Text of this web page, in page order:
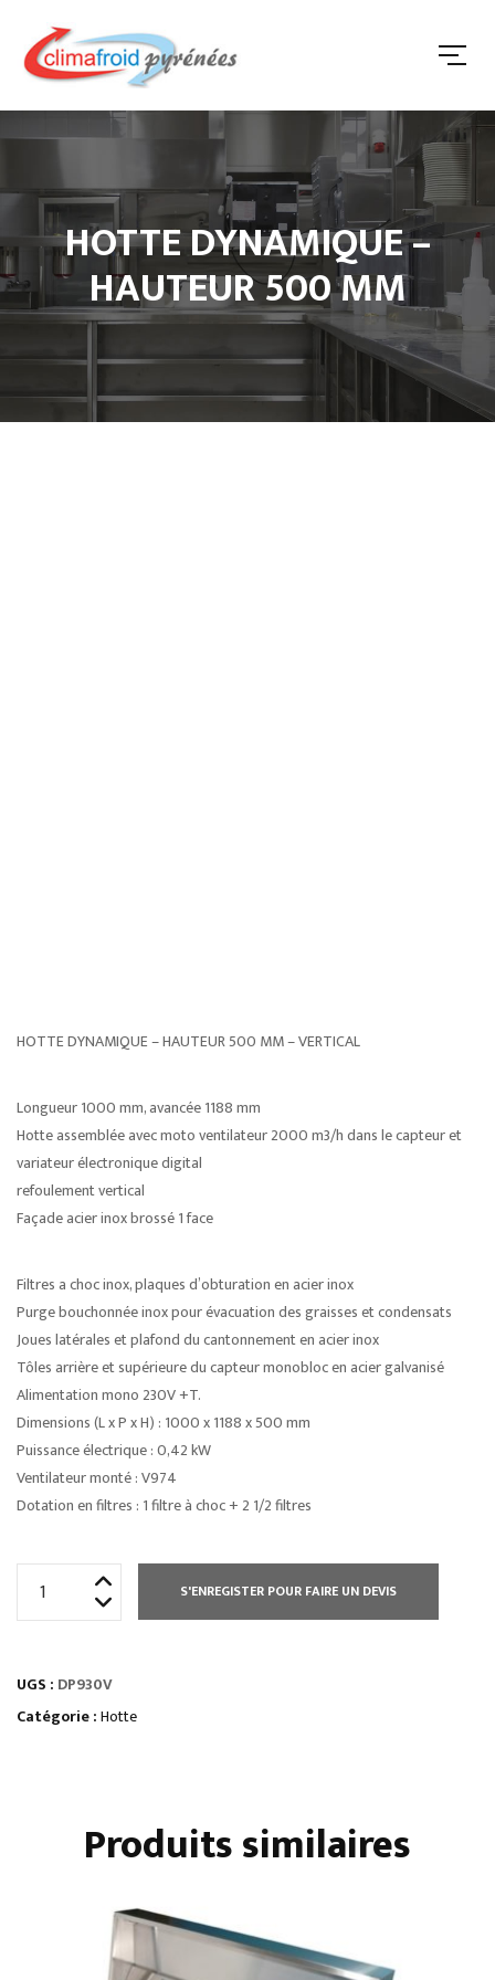
HOTTE DYNAMIQUE –
HAUTEUR 500 MM
HOTTE DYNAMIQUE – HAUTEUR 500 MM – VERTICAL
Longueur 1000 mm, avancée 1188 mm
Hotte assemblée avec moto ventilateur 2000 m3/h dans le capteur et
variateur électronique digital
refoulement vertical
Façade acier inox brossé 1 face
Filtres a choc inox, plaques d’obturation en acier inox
Purge bouchonnée inox pour évacuation des graisses et condensats
Joues latérales et plafond du cantonnement en acier inox
Tôles arrière et supérieure du capteur monobloc en acier galvanisé
Alimentation mono 230V +T.
Dimensions (L x P x H) : 1000 x 1188 x 500 mm
Puissance électrique : 0,42 kW
Ventilateur monté : V974
Dotation en filtres : 1 filtre à choc + 2 1/2 filtres
-
HAUTEUR
S'ENREGISTER POUR FAIRE UN DEVIS
UGS : DP930V
Catégorie :Hotte
Produits similaires